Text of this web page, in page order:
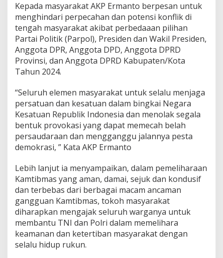
2
4
Kepada masyarakat AKP Ermanto berpesan untuk
menghindari perpecahan dan potensi konflik di
tengah masyarakat akibat perbedaaan pilihan
Partai Politik (Parpol), Presiden dan Wakil Presiden,
Anggota DPR, Anggota DPD, Anggota DPRD
Provinsi, dan Anggota DPRD Kabupaten/Kota
Tahun 2024.
“Seluruh elemen masyarakat untuk selalu menjaga
persatuan dan kesatuan dalam bingkai Negara
Kesatuan Republik Indonesia dan menolak segala
bentuk provokasi yang dapat memecah belah
persaudaraan dan mengganggu jalannya pesta
demokrasi, ” Kata AKP Ermanto
Lebih lanjut ia menyampaikan, dalam pemeliharaan
Kamtibmas yang aman, damai, sejuk dan kondusif
dan terbebas dari berbagai macam ancaman
gangguan Kamtibmas, tokoh masyarakat
diharapkan mengajak seluruh warganya untuk
membantu TNI dan Polri dalam memelihara
keamanan dan ketertiban masyarakat dengan
selalu hidup rukun.